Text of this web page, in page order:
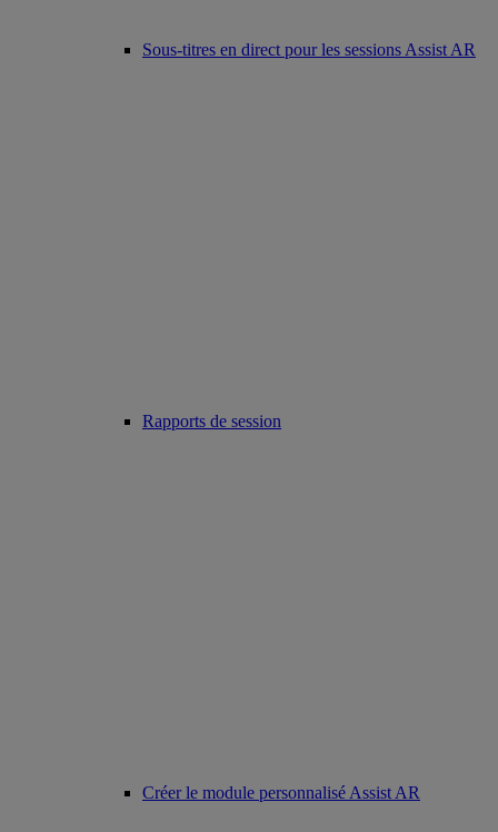
Sous-titres en direct pour les sessions Assist AR
Rapports de session
Créer le module personnalisé Assist AR